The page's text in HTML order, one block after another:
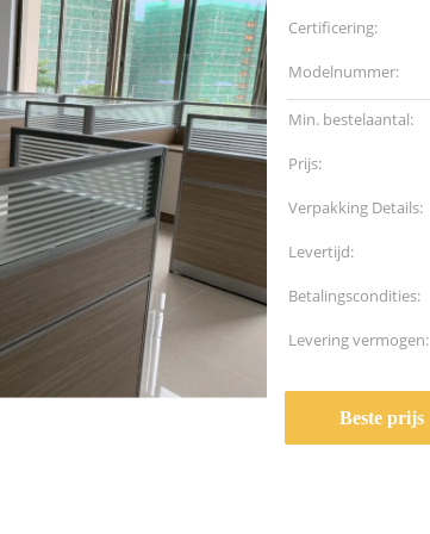
Certificering:
Modelnummer:
Min. bestelaantal:
Prijs:
Verpakking Details:
Levertijd:
Betalingscondities:
Levering vermogen:
Beste prijs